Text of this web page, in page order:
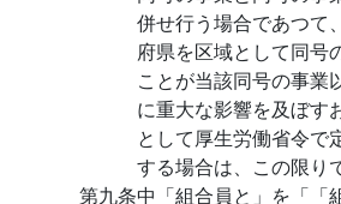
併せ行う場合であつて
府県を区域として同号
ことが当該同号の事業
に重大な影響を及ぼす
として厚生労働省令で
する場合は、この限り
第九条中「組合員と」を「「